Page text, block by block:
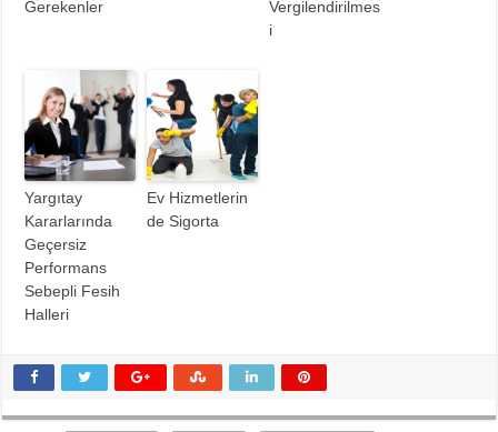
Gerekenler
Vergilendirilmes
i
Yargıtay
Kararlarında
Geçersiz
Performans
Sebepli Fesih
Halleri
Ev Hizmetlerin
de Sigorta